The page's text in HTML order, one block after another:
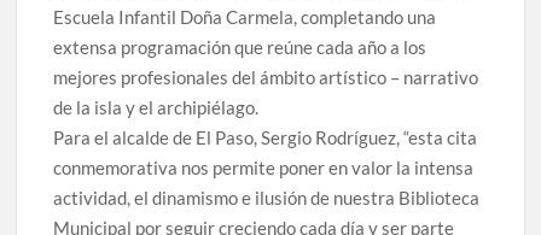
Escuela Infantil Doña Carmela, completando una
extensa programación que reúne cada año a los
mejores profesionales del ámbito artístico – narrativo
de la isla y el archipiélago.
Para el alcalde de El Paso, Sergio Rodríguez, “esta cita
conmemorativa nos permite poner en valor la intensa
actividad, el dinamismo e ilusión de nuestra Biblioteca
Municipal por seguir creciendo cada día y ser parte